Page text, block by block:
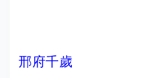
邢府千歲